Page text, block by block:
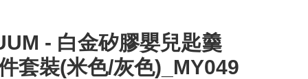
- 白金矽膠嬰兒匙羹
套裝(米色/灰色)_MY049